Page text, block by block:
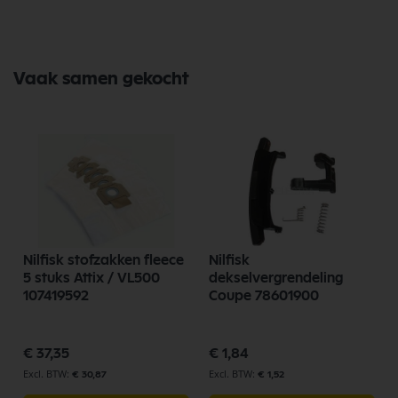
Vaak samen gekocht
Nilfisk stofzakken fleece
5 stuks Attix / VL500
107419592
€ 37,35
€ 30,87
Nilfisk
dekselvergrendeling
Coupe 78601900
€ 1,84
€ 1,52